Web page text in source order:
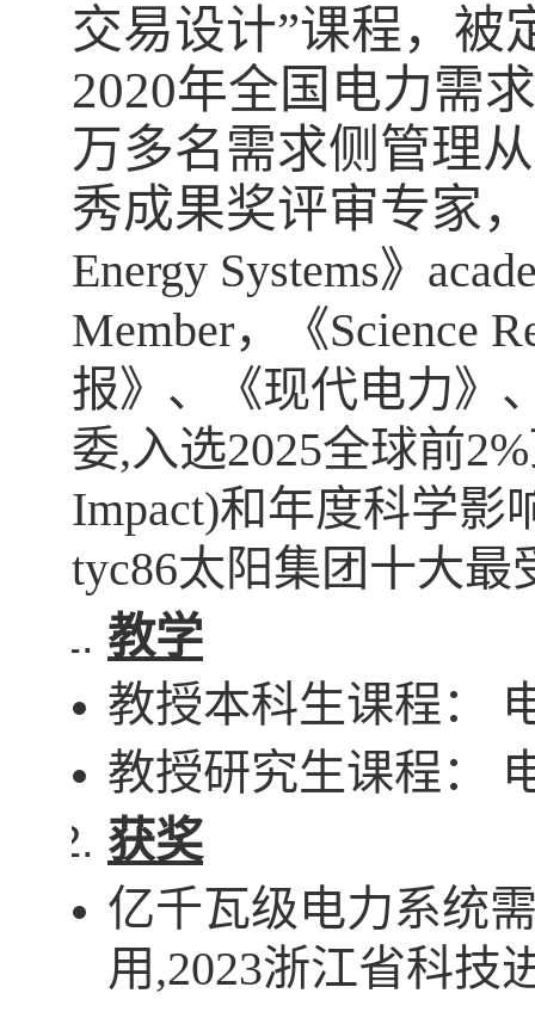
交易设计”课程，被
2020年全国电力需
万多名需求侧管理
秀成果奖评审专家，
Energy Systems》
Member，《Science
报》、《现代电力》
委,入选2025全球前2%
Impact)和年度科学影
tyc86太阳集团十大最
教学
教授本科生课程：
教授研究生课程：
获奖
亿千瓦级电力系统
用 ,2023浙江省科技